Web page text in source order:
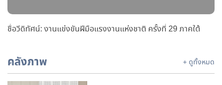
ชื่อวีดิทัศน์: งานแข่งขันฝีมือแรงงานแห่งชาติ ครั้งที่ 29 ภาคใต้
คลังภาพ + ดูทั้งหมด